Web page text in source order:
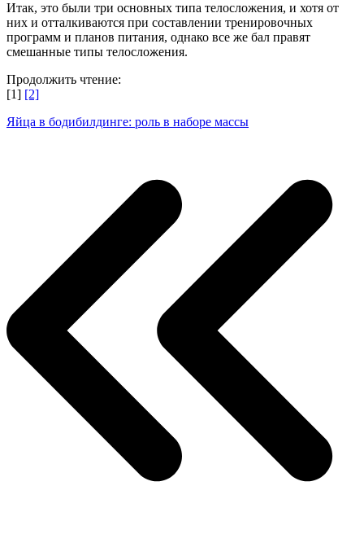
Итак, это были три основных типа телосложения, и хотя от
них и отталкиваются при составлении тренировочных
программ и планов питания, однако все же бал правят
смешанные типы телосложения.
Продолжить чтение:
[1] [2]
Яйца в бодибилдинге: роль в наборе массы